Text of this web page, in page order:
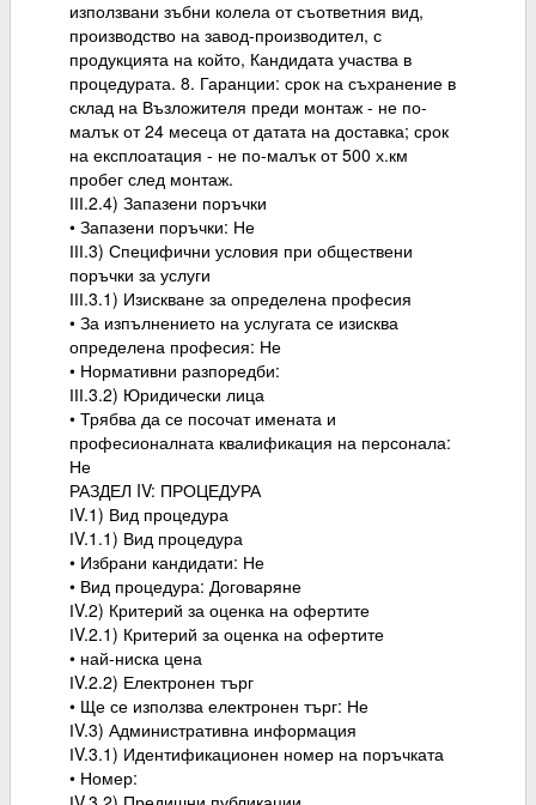
използвани зъбни колела от съответния вид,
производство на завод-производител, с
продукцията на който, Кандидата участва в
процедурата. 8. Гаранции: срок на съхранение в
склад на Възложителя преди монтаж - не по-
малък от 24 месеца от датата на доставка; срок
на експлоатация - не по-малък от 500 х.км
пробег след монтаж.
ІІІ.2.4) Запазени поръчки
• Запазени поръчки: Не
ІІІ.3) Специфични условия при обществени
поръчки за услуги
ІІІ.3.1) Изискване за определена професия
• За изпълнението на услугата се изисква
определена професия: Не
• Нормативни разпоредби:
ІІІ.3.2) Юридически лица
• Трябва да се посочат имената и
професионалната квалификация на персонала:
Не
РАЗДЕЛ IV: ПРОЦЕДУРА
ІV.1) Вид процедура
ІV.1.1) Вид процедура
• Избрани кандидати: Не
• Вид процедура: Договаряне
ІV.2) Критерий за оценка на офертите
ІV.2.1) Критерий за оценка на офертите
• най-ниска цена
ІV.2.2) Електронен търг
• Ще се използва електронен търг: Не
ІV.3) Административна информация
ІV.3.1) Идентификационен номер на поръчката
• Номер: